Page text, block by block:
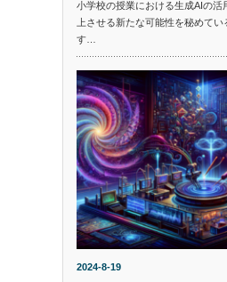
小学校の授業における生成AIの活
上させる新たな可能性を秘めて
す…
2024-8-19